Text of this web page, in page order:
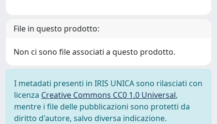
File in questo prodotto:
Non ci sono file associati a questo prodotto.
I metadati presenti in IRIS UNICA sono rilasciati con
licenza Creative Commons CC0 1.0 Universal,
mentre i file delle pubblicazioni sono protetti da
diritto d'autore, salvo diversa indicazione.